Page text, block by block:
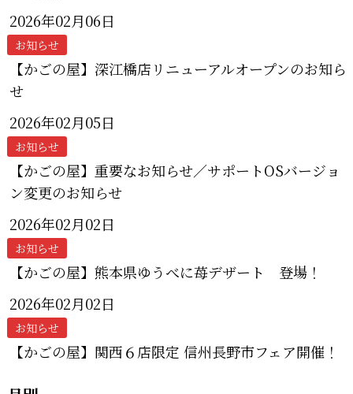
2026年02月06日
お知らせ
【かごの屋】深江橋店リニューアルオープンのお知ら
せ
2026年02月05日
お知らせ
【かごの屋】重要なお知らせ／サポートOSバージョ
ン変更のお知らせ
2026年02月02日
お知らせ
【かごの屋】熊本県ゆうべに苺デザート 登場！
2026年02月02日
お知らせ
【かごの屋】関西６店限定 信州長野市フェア開催！